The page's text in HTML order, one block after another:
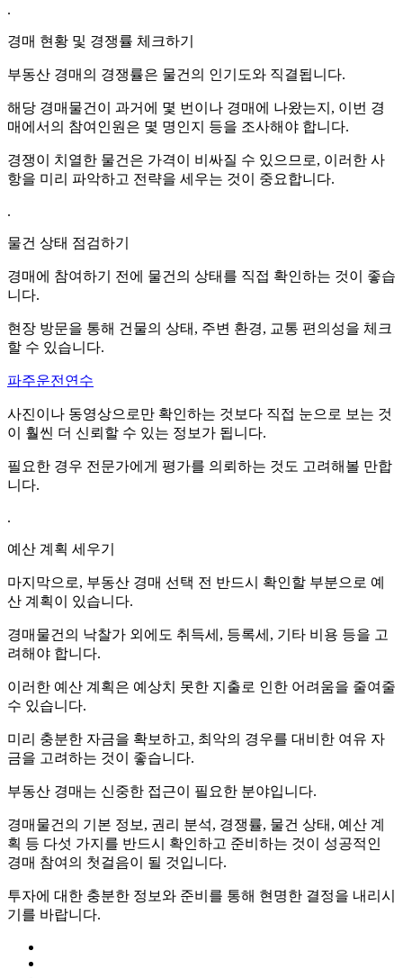
.
경매 현황 및 경쟁률 체크하기
부동산 경매의 경쟁률은 물건의 인기도와 직결됩니다.
해당 경매물건이 과거에 몇 번이나 경매에 나왔는지, 이번 경
매에서의 참여인원은 몇 명인지 등을 조사해야 합니다.
경쟁이 치열한 물건은 가격이 비싸질 수 있으므로, 이러한 사
항을 미리 파악하고 전략을 세우는 것이 중요합니다.
.
물건 상태 점검하기
경매에 참여하기 전에 물건의 상태를 직접 확인하는 것이 좋습
니다.
현장 방문을 통해 건물의 상태, 주변 환경, 교통 편의성을 체크
할 수 있습니다.
파주운전연수
사진이나 동영상으로만 확인하는 것보다 직접 눈으로 보는 것
이 훨씬 더 신뢰할 수 있는 정보가 됩니다.
필요한 경우 전문가에게 평가를 의뢰하는 것도 고려해볼 만합
니다.
.
예산 계획 세우기
마지막으로, 부동산 경매 선택 전 반드시 확인할 부분으로 예
산 계획이 있습니다.
경매물건의 낙찰가 외에도 취득세, 등록세, 기타 비용 등을 고
려해야 합니다.
이러한 예산 계획은 예상치 못한 지출로 인한 어려움을 줄여줄
수 있습니다.
미리 충분한 자금을 확보하고, 최악의 경우를 대비한 여유 자
금을 고려하는 것이 좋습니다.
부동산 경매는 신중한 접근이 필요한 분야입니다.
경매물건의 기본 정보, 권리 분석, 경쟁률, 물건 상태, 예산 계
획 등 다섯 가지를 반드시 확인하고 준비하는 것이 성공적인
경매 참여의 첫걸음이 될 것입니다.
투자에 대한 충분한 정보와 준비를 통해 현명한 결정을 내리시
기를 바랍니다.